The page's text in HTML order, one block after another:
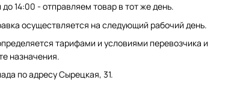
14:00 - отправляем товар в тот же день.
осуществляется на следующий рабочий день.
тарифами и условиями перевозчика и
назначения.
по адресу Сырецкая, 31.